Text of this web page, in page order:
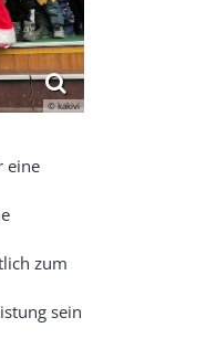
© kakivi
eine
zum
sein